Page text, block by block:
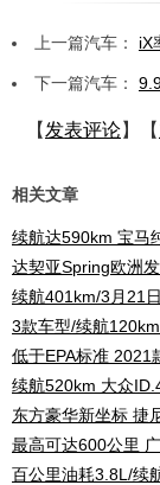
上一篇汽车： iX
下一篇汽车：
【 发表评论】【
相关文章
续航达590km 宝马
达契亚Spring欧洲
续航401km/3月21
3款车型/续航
低于EPA标准 2021
续航520km 大众
东方豪华新坐标 捷
最高可达600公里
百公里油耗3.8L/续